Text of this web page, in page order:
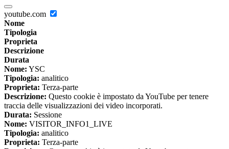
youtube.com
Nome
Tipologia
Proprieta
Descrizione
Durata
Nome: YSC
Tipologia: analitico
Proprieta: Terza-parte
Descrizione: Questo cookie è impostato da YouTube per tenere
traccia delle visualizzazioni dei video incorporati.
Durata: Sessione
Nome: VISITOR_INFO1_LIVE
Tipologia: analitico
Proprieta: Terza-parte